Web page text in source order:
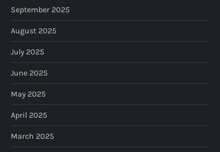
September 2025
August 2025
July 2025
June 2025
May 2025
April 2025
March 2025